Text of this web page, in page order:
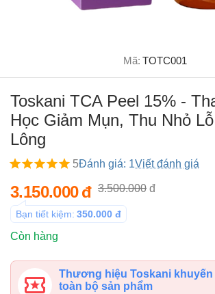
Mã: TOTC001
Toskani TCA Peel 15% -
Học Giảm Mụn, Thu Nhỏ
Lông
5Đánh giá: 1Viết đánh giá
3.150.000đ 3.500.000 đ
Bạn tiết kiệm: 350.000 đ
Còn hàng
Thương hiệu Toskani khuyến
toàn bộ sản phẩm